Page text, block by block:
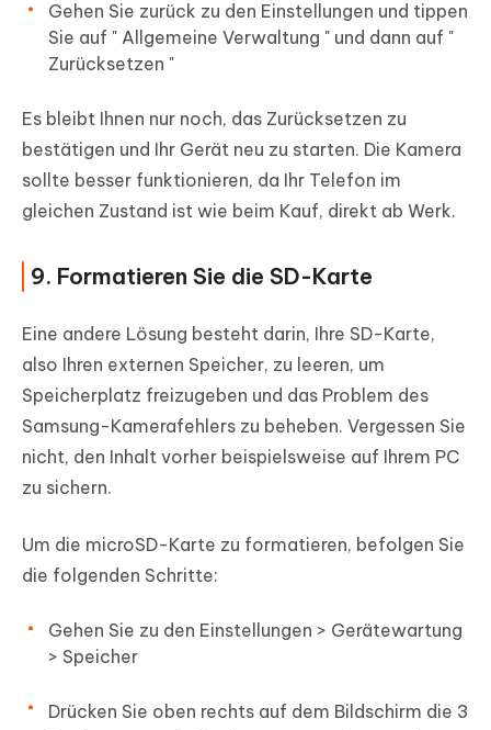
Gehen Sie zurück zu den Einstellungen und tippen
Sie auf " Allgemeine Verwaltung " und dann auf "
Zurücksetzen "
Es bleibt Ihnen nur noch, das Zurücksetzen zu
bestätigen und Ihr Gerät neu zu starten. Die Kamera
sollte besser funktionieren, da Ihr Telefon im
gleichen Zustand ist wie beim Kauf, direkt ab Werk.
9. Formatieren Sie die SD-Karte
Eine andere Lösung besteht darin, Ihre SD-Karte,
also Ihren externen Speicher, zu leeren, um
Speicherplatz freizugeben und das Problem des
Samsung-Kamerafehlers zu beheben. Vergessen Sie
nicht, den Inhalt vorher beispielsweise auf Ihrem PC
zu sichern.
Um die microSD-Karte zu formatieren, befolgen Sie
die folgenden Schritte:
Gehen Sie zu den Einstellungen > Gerätewartung
> Speicher
Drücken Sie oben rechts auf dem Bildschirm die 3